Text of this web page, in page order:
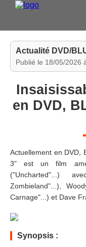
Actualité DVD/
Publié le 18/05/2026
en DVD,
Actuellement en DVD,
3" est un film
("Uncharted"...)
Zombieland"...),
Carnage"...) et Dave
Synopsis :